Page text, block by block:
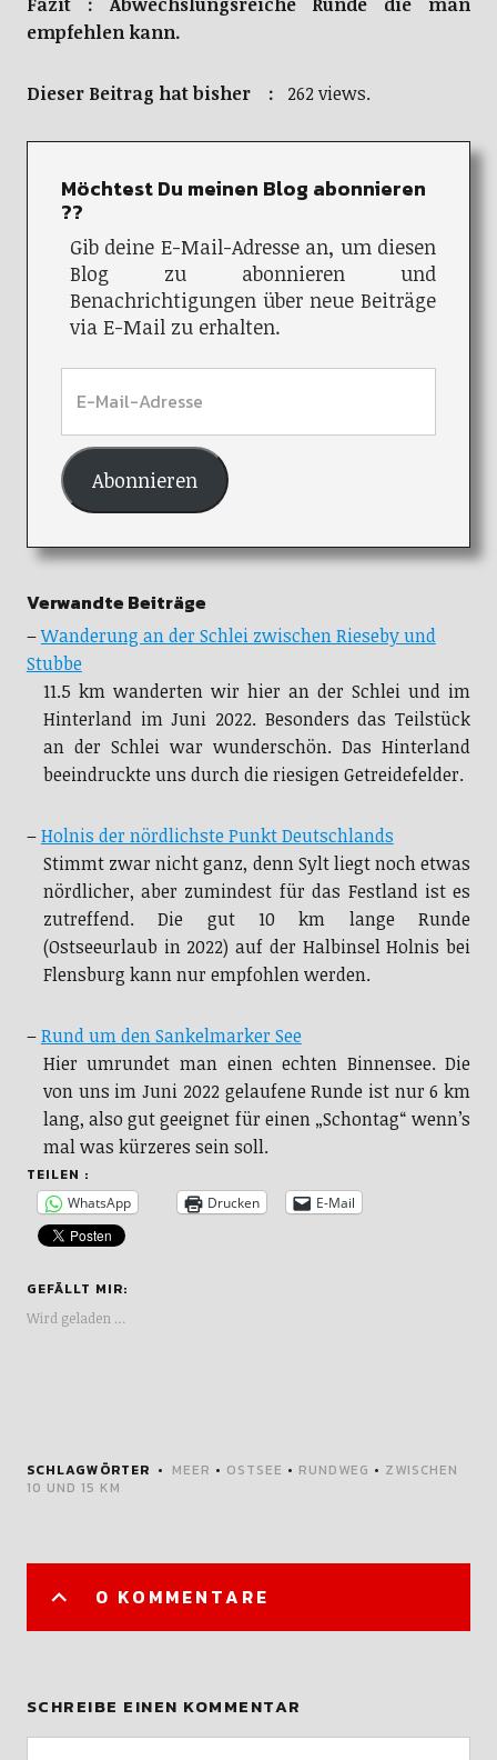
Fazit : Abwechslungsreiche Runde die man
empfehlen kann.
Dieser Beitrag hat bisher : 262 views.
Möchtest Du meinen Blog abonnieren
??
Gib deine E-Mail-Adresse an, um diesen
Blog zu abonnieren und
Benachrichtigungen über neue Beiträge
via E-Mail zu erhalten.
Abonnieren
Verwandte Beiträge
–Wanderung an der Schlei zwischen Rieseby und
Stubbe
11.5 km wanderten wir hier an der Schlei und im
Hinterland im Juni 2022. Besonders das Teilstück
an der Schlei war wunderschön. Das Hinterland
beeindruckte uns durch die riesigen Getreidefelder.
–Holnis der nördlichste Punkt Deutschlands
Stimmt zwar nicht ganz, denn Sylt liegt noch etwas
nördlicher, aber zumindest für das Festland ist es
zutreffend. Die gut 10 km lange Runde
(Ostseeurlaub in 2022) auf der Halbinsel Holnis bei
Flensburg kann nur empfohlen werden.
–Rund um den Sankelmarker See
Hier umrundet man einen echten Binnensee. Die
von uns im Juni 2022 gelaufene Runde ist nur 6 km
lang, also gut geeignet für einen „Schontag“ wenn’s
mal was kürzeres sein soll.
TEILEN :
WhatsApp Drucken E-Mail
GEFÄLLT MIR:
Wird geladen …
SCHLAGWÖRTER MEER • OSTSEE • RUNDWEG • ZWISCHEN
10 UND 15 KM
0 KOMMENTARE
SCHREIBE EINEN KOMMENTAR